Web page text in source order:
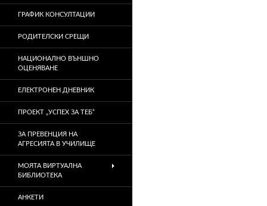
ГРАФИК КОНСУЛТАЦИИ
РОДИТЕЛСКИ СРЕЩИ
НАЦИОНАЛНО ВЪНШНО
ОЦЕНЯВАНЕ
ЕЛЕКТРОНЕН ДНЕВНИК
ПРОЕКТ „УСПЕХ ЗА ТЕБ“
ЗА ПРЕВЕНЦИЯ НА
АГРЕСИЯТА В УЧИЛИЩЕ
МОЯТА ВИРТУАЛНА
БИБЛИОТЕКА
АНКЕТИ